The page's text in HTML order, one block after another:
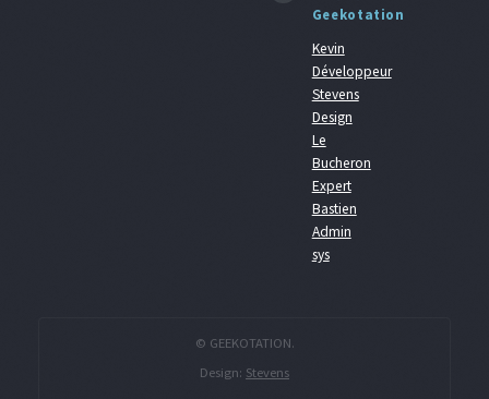
Geekotation
Kevin
Développeur
Stevens
Design
Le
Bucheron
Expert
Bastien
Admin
sys
© GEEKOTATION.
Design: Stevens